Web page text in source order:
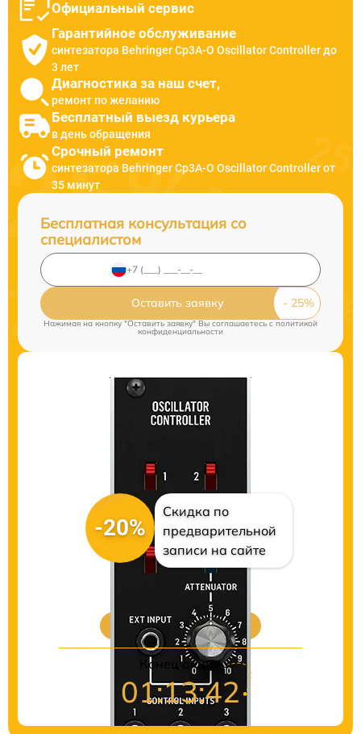
Официальный сервис
Гарантийное обслуживание
синтезатора Behringer Cp3A-O Oscillator Controller до
3 лет
Диагностика за наш счет,
ремонт по желанию
Бесплатный выезд курьера
в день обращения
Срочный ремонт
синтезатора Behringer Cp3A-O Oscillator Controller от
35 минут
Бесплатная консультация со
специалистом
Оставить заявку
Нажимая на кнопку "Оставить заявку" Вы соглашаетесь cполитикой
конфиденциальности
-20%
Скидка по
предварительной
записи на сайте
Цены на ремонт
Конец акции
01:13:41